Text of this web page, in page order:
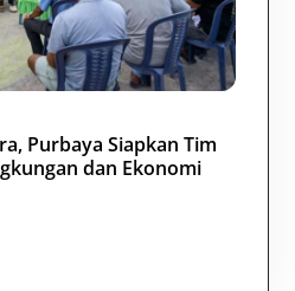
Purbaya Siapkan Tim
dan Ekonomi